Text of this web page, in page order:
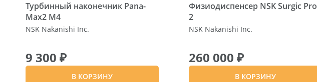
Турбинный наконечник Pana-
Max2 M4
NSK Nakanishi Inc.
9 300 ₽
В КОРЗИНУ
Физиодиспенсер NSK Surgic Pro
2
NSK Nakanishi Inc.
260 000 ₽
В КОРЗИНУ